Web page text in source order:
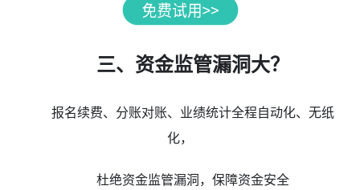
三、资金监管漏洞大？
报名续费、分账对账、业绩统计全程自动化、无纸
化，
杜绝资金监管漏洞，保障资金安全